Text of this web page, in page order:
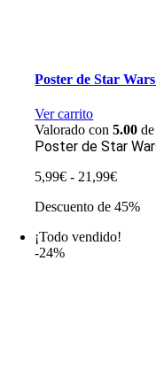
Poster de Star
Ver carrito
Valorado con5.00
Poster de Star
5,99€ - 21,99€Rango
precios:
5,99€
Descuento de 45%
¡Todo vendido!
-24%